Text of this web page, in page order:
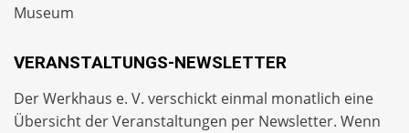
Museum
VERANSTALTUNGS-NEWSLETTER
Der Werkhaus e. V. verschickt einmal monatlich eine
Übersicht der Veranstaltungen per Newsletter. Wenn